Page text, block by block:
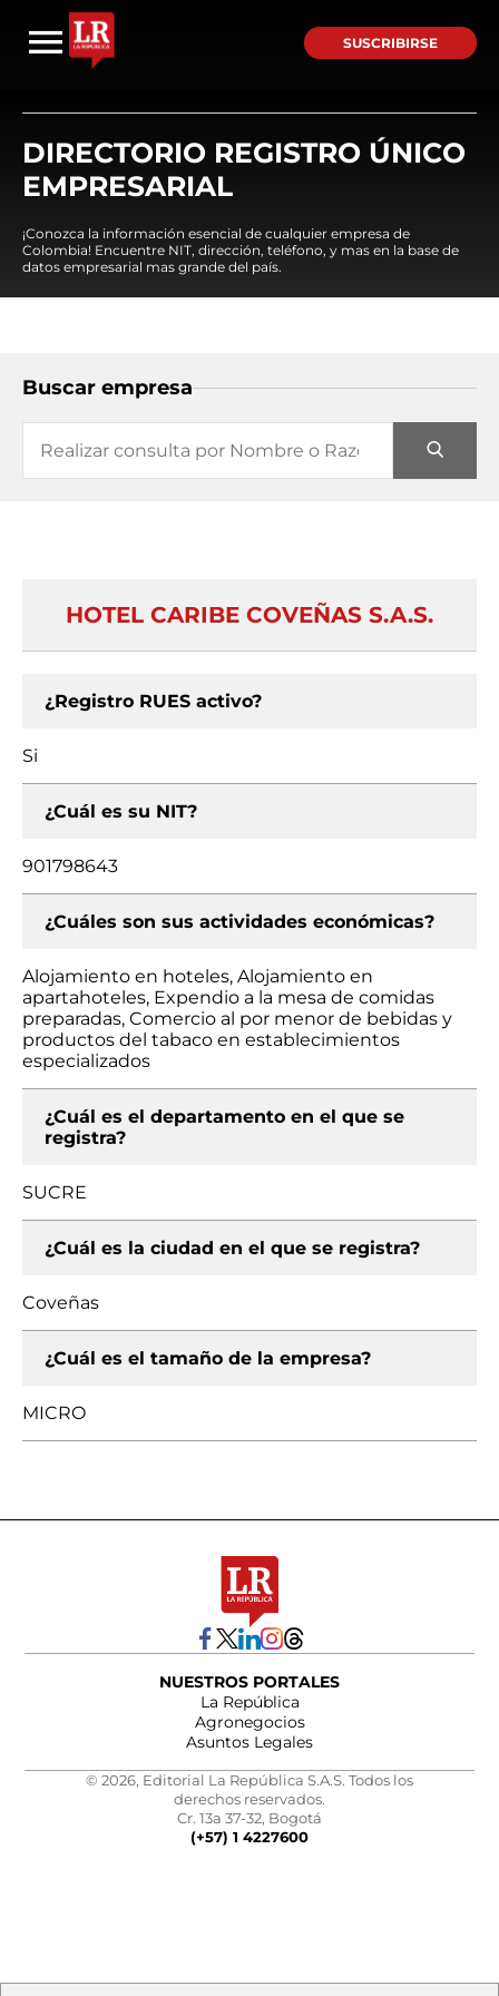
SUSCRIBIRSE
DIRECTORIO REGISTRO ÚNICO
EMPRESARIAL
¡Conozca la información esencial de cualquier empresa de
Colombia! Encuentre NIT, dirección, teléfono, y mas en la base de
datos empresarial mas grande del país.
Buscar empresa
HOTEL CARIBE COVEÑAS S.A.S.
¿Registro RUES activo?
Si
¿Cuál es su NIT?
901798643
¿Cuáles son sus actividades económicas?
Alojamiento en hoteles, Alojamiento en
apartahoteles, Expendio a la mesa de comidas
preparadas, Comercio al por menor de bebidas y
productos del tabaco en establecimientos
especializados
¿Cuál es el departamento en el que se
registra?
SUCRE
¿Cuál es la ciudad en el que se registra?
Coveñas
¿Cuál es el tamaño de la empresa?
MICRO
NUESTROS PORTALES
La República
Agronegocios
Asuntos Legales
© 2026, Editorial La República S.A.S. Todos los
derechos reservados.
Cr. 13a 37-32, Bogotá
(+57) 1 4227600